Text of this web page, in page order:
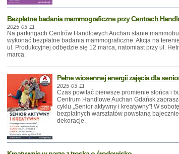
Bezpłatne badania mammograficzne przy Centrach
2025-03-11
Na parkingach Centrów Handlowych Auchan stanie
wykonać bezpłatne badania mammograficzne. Akcja na
ul. Produkcyjnej odbędzie się 12 marca, natomiast przy ul.
marca.
Pełne wiosennej energii zajęcia dla
2025-03-11
Czas powitać pierwsze promienie słońca i
Centrum Handlowe Auchan Gdańsk
cyklu „Senior aktywny i kreatywny”! W
bezpłatnych warsztatów powstaną
dekoracje.